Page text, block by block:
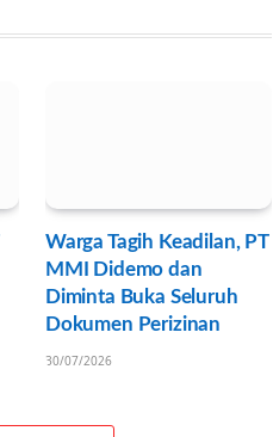
Warga Tagih Keadilan, PT
MMI Didemo dan
Diminta Buka Seluruh
Dokumen Perizinan
30/07/2026